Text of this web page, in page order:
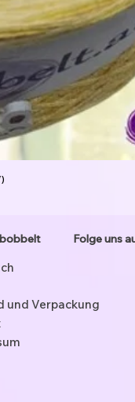
Folge uns
und Verpackung